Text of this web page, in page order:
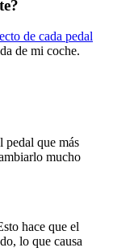
de cada pedal
de mi coche.
pedal que más
mucho
hace que el
lo que causa